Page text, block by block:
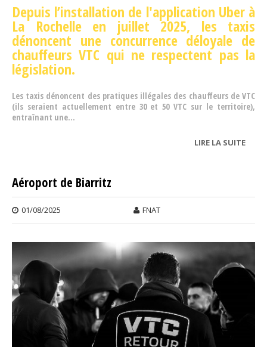
Depuis l’installation de l'application Uber à
La Rochelle en juillet 2025, les taxis
dénoncent une concurrence déloyale de
chauffeurs VTC qui ne respectent pas la
législation.
Les taxis dénoncent des pratiques illégales des chauffeurs de VTC
(ils seraient actuellement entre 30 et 50 VTC sur le territoire),
entraînant une...
LIRE LA SUITEDE
Aéroport de Biarritz
01/08/2025 FNAT